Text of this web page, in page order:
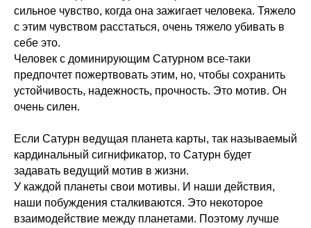
сильное чувство, когда она зажигает человека. Тяжело
с этим чувством расстаться, очень тяжело убивать в
себе это.
Человек с доминирующим Сатурном все-таки
предпочтет пожертвовать этим, но, чтобы сохранить
устойчивость, надежность, прочность. Это мотив. Он
очень силен.
Если Сатурн ведущая планета карты, так называемый
кардинальный сигнификатор, то Сатурн будет
задавать ведущий мотив в жизни.
У каждой планеты свои мотивы. И наши действия,
наши побуждения сталкиваются. Это некоторое
взаимодействие между планетами. Поэтому лучше